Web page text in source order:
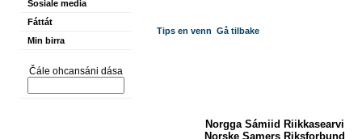
Sosiale media
Fáttát
Min birra
Čále ohcansáni dása
Tips en venn Gå tilbake
Norgga Sámiid Riikkasearvi
Norske Samers Riksforbund